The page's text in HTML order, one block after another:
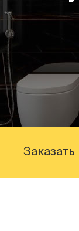
Заказать